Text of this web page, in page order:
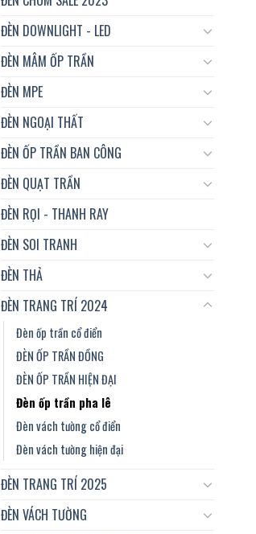
ĐÈN DOWNLIGHT - LED
ĐÈN MÂM ỐP TRẦN
ĐÈN MPE
ĐÈN NGOẠI THẤT
ĐÈN ỐP TRẦN BAN CÔNG
ĐÈN QUẠT TRẦN
ĐÈN RỌI - THANH RAY
ĐÈN SOI TRANH
ĐÈN THẢ
ĐÈN TRANG TRÍ 2024
Đèn ốp trần cổ điển
ĐÈN ỐP TRẦN ĐỒNG
ĐÈN ỐP TRẦN HIỆN ĐẠI
Đèn ốp trần pha lê
Đèn vách tường cổ điển
Đèn vách tường hiện đại
ĐÈN TRANG TRÍ 2025
ĐÈN VÁCH TƯỜNG